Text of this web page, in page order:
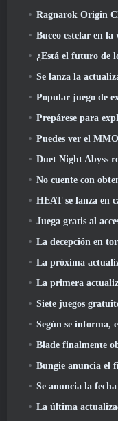
Ragnarok Origin Classic trae
Buceo estelar en
¿Está el futuro de los
Se lanza la actualización
Popular juego de extracción
Prepárese para explorar la
Puedes ver el MMORPG de
Duet Night Abyss regresa a
No cuente con obtener
HEAT se lanza en
Juega gratis al acceso
La decepción en torno a
La próxima
La primera actualización
Siete juegos gratuitos que
Según se informa, el jugador de Tree
Blade finalmente obtendrá
Bungie anuncia el fin de Destiny
Se anuncia la fecha de
La última actualización del primer